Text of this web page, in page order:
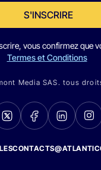
S'INSCRIRE
vous confirmez que
Termes et Conditions
Media SAS. tous